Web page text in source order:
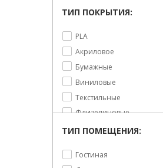
Природа
Птицы
Растительность
Розы
Ромашки
Ромбы
Сакура
Тюльпаны
Природа
Текстуры
Узоры
Флористика
ТИП ПОКРЫТИЯ:
PLA
Акриловое
Бумажные
Виниловые
Текстильные
Флизелиновые
ТИП ПОМЕЩЕНИЯ:
Гостиная